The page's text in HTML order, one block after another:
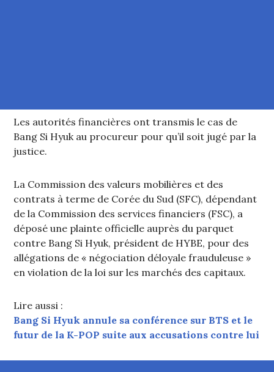
Les autorités financières ont transmis le cas de
Bang Si Hyuk au procureur pour qu’il soit jugé par la
justice.
La Commission des valeurs mobilières et des
contrats à terme de Corée du Sud (SFC), dépendant
de la Commission des services financiers (FSC), a
déposé une plainte officielle auprès du parquet
contre Bang Si Hyuk, président de HYBE, pour des
allégations de « négociation déloyale frauduleuse »
en violation de la loi sur les marchés des capitaux.
Lire aussi :
Bang Si Hyuk annule sa conférence sur BTS et le
futur de la K-POP suite aux accusations contre lui